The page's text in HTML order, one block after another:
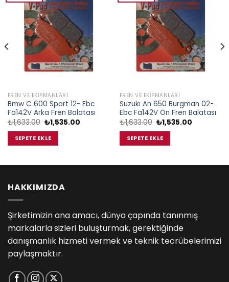
FREN VE EKIPMANLARI
Bmw C 600 Sport 12- Ebc
Fa142V Arka Fren Balatası
₺1,633.00 Orijinal
fiyat:
₺1,633.00.
₺1,535.00Şu
SEPETE EKLE
FREN VE EKIPMANLARI
Suzukı An 650 Burgman 02-
Ebc Fa142V Ön Fren Balatası
₺1,633.00 Orijinal
fiyat:
₺1,633.00.
₺1,535.00Şu
SEPETE EKLE
HAKKIMIZDA
Şirketimizin ana amacı, dünya çapında tanınmış
markalarla sizleri buluşturmak, gerektiğinde
danışmanlık hizmeti vermek ve teknik tecrübelerimizi
paylaşmaktır.